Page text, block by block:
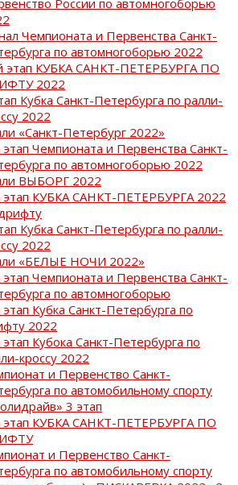
Чемпионата и Первенства Санкт-
по автомногоборью 2022
этап КУБКА САНКТ-ПЕТЕРБУРГА ПО
2022
Кубка Санкт-Петербурга по ралли-
2022
«Санкт-Петербург 2022»
Чемпионата и Первенства Санкт-
по автомногоборью 2022
ВЫБОРГ 2022
этап КУБКА САНКТ-ПЕТЕРБУРГА 2022
Кубка Санкт-Петербурга по ралли-
2022
«БЕЛЫЕ НОЧИ 2022»
Чемпионата и Первенства Санкт-
по автомногоборью
Кубка Санкт-Петербурга по
2022
Кубока Санкт-Петербурга по
кроссу 2022
и Первенство Санкт-
по автомобильному спорту
3 этап
этап КУБКА САНКТ-ПЕТЕРБУРГА ПО
и Первенство Санкт-
по автомобильному спорту